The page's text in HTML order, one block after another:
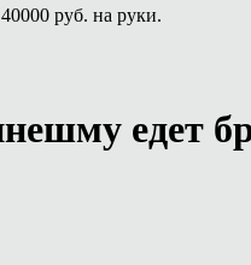
руб. на руки.
едет